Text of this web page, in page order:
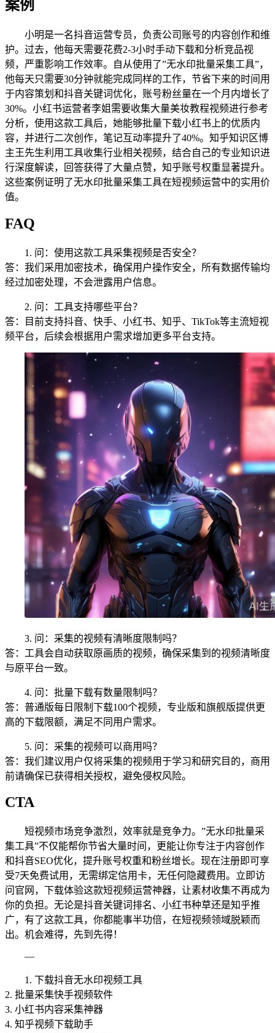
案例
小明是一名抖音运营专员，负责公司账号的内容创作和维
护。过去，他每天需要花费2-3小时手动下载和分析竞品视
频，严重影响工作效率。自从使用了”无水印批量采集工具”，
他每天只需要30分钟就能完成同样的工作，节省下来的时间用
于内容策划和抖音关键词优化，账号粉丝量在一个月内增长了
30%。小红书运营者李姐需要收集大量美妆教程视频进行参考
分析，使用这款工具后，她能够批量下载小红书上的优质内
容，并进行二次创作，笔记互动率提升了40%。知乎知识区博
主王先生利用工具收集行业相关视频，结合自己的专业知识进
行深度解读，回答获得了大量点赞，知乎账号权重显著提升。
这些案例证明了无水印批量采集工具在短视频运营中的实用价
值。
FAQ
1. 问：使用这款工具采集视频是否安全？
答：我们采用加密技术，确保用户操作安全，所有数据传输均
经过加密处理，不会泄露用户信息。
2. 问：工具支持哪些平台？
答：目前支持抖音、快手、小红书、知乎、TikTok等主流短视
频平台，后续会根据用户需求增加更多平台支持。
3. 问：采集的视频有清晰度限制吗？
答：工具会自动获取原画质的视频，确保采集到的视频清晰度
与原平台一致。
4. 问：批量下载有数量限制吗？
答：普通版每日限制下载100个视频，专业版和旗舰版提供更
高的下载限额，满足不同用户需求。
5. 问：采集的视频可以商用吗？
答：我们建议用户仅将采集的视频用于学习和研究目的，商用
前请确保已获得相关授权，避免侵权风险。
CTA
短视频市场竞争激烈，效率就是竞争力。”无水印批量采
集工具”不仅能帮你节省大量时间，更能让你专注于内容创作
和抖音SEO优化，提升账号权重和粉丝增长。现在注册即可享
受7天免费试用，无需绑定信用卡，无任何隐藏费用。立即访
问官网，下载体验这款短视频运营神器，让素材收集不再成为
你的负担。无论是抖音关键词排名、小红书种草还是知乎推
广，有了这款工具，你都能事半功倍，在短视频领域脱颖而
出。机会难得，先到先得！
—
1. 下载抖音无水印视频工具
2. 批量采集快手视频软件
3. 小红书内容采集神器
4. 知乎视频下载助手